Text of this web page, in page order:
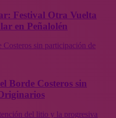
Festival Otra Vuelta
en Peñalolén
sin participación de
Borde Costeros sin
del litio y la progresiva